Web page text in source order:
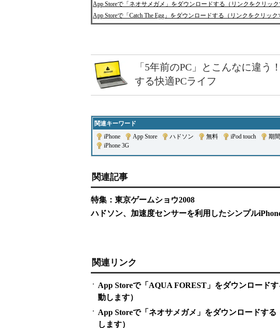
App Storeで「ネオサメガメ」をダウンロードする（リンクをクリック
App Storeで「Catch The Egg」をダウンロードする（リンクをクリック
「5年前のPC」とこんなに違う
する快適PCライフ
関連キーワード
iPhone
App Store ハドソン 無料 iPod touch 期
iPhone 3G
関連記事
特集：東京ゲームショウ2008
ハドソン、加速度センサーを利用したシンプル
関連リンク
App Storeで「AQUA FOREST」をダウンロード
動します）
App Storeで「ネオサメガメ」をダウンロードす
します）